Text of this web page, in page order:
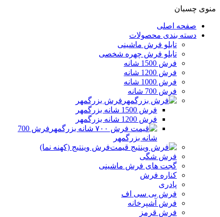
منوی چسبان
صفحه اصلی
دسته بندی محصولات
تابلو فرش ماشینی
تابلو فرش چهره شخصی
فرش 1500 شانه
فرش 1200 شانه
فرش 1000 شانه
فرش 700 شانه
فرش بزرگمهر
فرش 1500 شانه بزرگمهر
فرش 1200 شانه بزرگمهر
فرش 700
شانه بزرگمهر
فرش وینتیج (کهنه نما)
فرش شگی
گجت های فرش ماشینی
کناره فرش
پادری
فرش بی سی اف
فرش آشپرخانه
فرش قرمز